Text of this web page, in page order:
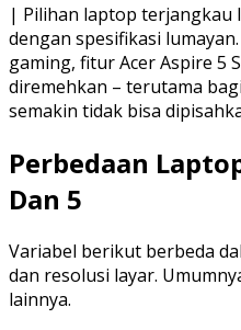
| Pilihan laptop terjangkau
dengan spesifikasi
gaming, fitur Acer Aspire 5
diremehkan – terutama
semakin tidak bisa
Perbedaan
Dan 5
Variabel berikut berbeda
dan resolusi layar.
lainnya.